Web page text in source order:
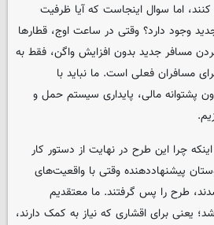
اما سوال اینجاست که آیا ظرفیت
وجود دارد؟ وقتی در ساعت اوج، قطارها
مسافر جدید بدون افزایش واگن، فقط به
مسافران فعلی است. ما نباید با
پشتوانه مالی، پایداری سیستم حمل و
چرا این طرح در نهایت از دستور کار
پیشنهاددهنده وقتی با واقعیت‌های
طرح را پس گرفتند. ما معتقدیم
یعنی برای اقشاری که نیاز به کمک دارند،